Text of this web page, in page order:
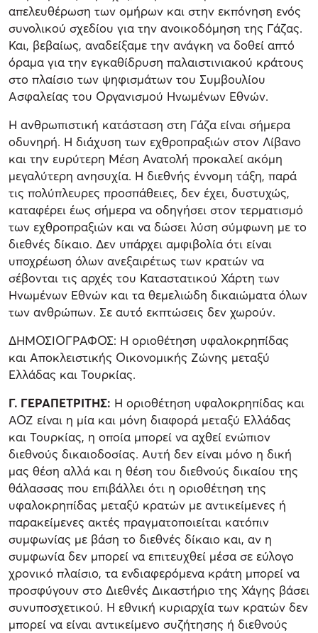
απελευθέρωση των ομήρων και στην εκπόνηση ενός
συνολικού σχεδίου για την ανοικοδόμηση της Γάζας.
Και, βεβαίως, αναδείξαμε την ανάγκη να δοθεί απτό
όραμα για την εγκαθίδρυση παλαιστινιακού κράτους
στο πλαίσιο των ψηφισμάτων του Συμβουλίου
Ασφαλείας του Οργανισμού Ηνωμένων Εθνών.
Η ανθρωπιστική κατάσταση στη Γάζα είναι σήμερα
οδυνηρή. Η διάχυση των εχθροπραξιών στον Λίβανο
και την ευρύτερη Μέση Ανατολή προκαλεί ακόμη
μεγαλύτερη ανησυχία. Η διεθνής έννομη τάξη, παρά
τις πολύπλευρες προσπάθειες, δεν έχει, δυστυχώς,
καταφέρει έως σήμερα να οδηγήσει στον τερματισμό
των εχθροπραξιών και να δώσει λύση σύμφωνη με το
διεθνές δίκαιο. Δεν υπάρχει αμφιβολία ότι είναι
υποχρέωση όλων ανεξαιρέτως των κρατών να
σέβονται τις αρχές του Καταστατικού Χάρτη των
Ηνωμένων Εθνών και τα θεμελιώδη δικαιώματα όλων
των ανθρώπων. Σε αυτό εκπτώσεις δεν χωρούν.
ΔΗΜΟΣΙΟΓΡΑΦΟΣ: Η οριοθέτηση υφαλοκρηπίδας
και Αποκλειστικής Οικονομικής Ζώνης μεταξύ
Ελλάδας και Τουρκίας.
Γ. ΓΕΡΑΠΕΤΡΙΤΗΣ: Η οριοθέτηση υφαλοκρηπίδας και
ΑΟΖ είναι η μία και μόνη διαφορά μεταξύ Ελλάδας
και Τουρκίας, η οποία μπορεί να αχθεί ενώπιον
διεθνούς δικαιοδοσίας. Αυτή δεν είναι μόνο η δική
μας θέση αλλά και η θέση του διεθνούς δικαίου της
θάλασσας που επιβάλλει ότι η οριοθέτηση της
υφαλοκρηπίδας μεταξύ κρατών με αντικείμενες ή
παρακείμενες ακτές πραγματοποιείται κατόπιν
συμφωνίας με βάση το διεθνές δίκαιο και, αν η
συμφωνία δεν μπορεί να επιτευχθεί μέσα σε εύλογο
χρονικό πλαίσιο, τα ενδιαφερόμενα κράτη μπορεί να
προσφύγουν στο Διεθνές Δικαστήριο της Χάγης βάσει
συνυποσχετικού. Η εθνική κυριαρχία των κρατών δεν
μπορεί να είναι αντικείμενο συζήτησης ή διεθνούς